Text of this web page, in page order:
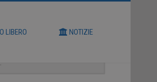
LIBERO NOTIZIE